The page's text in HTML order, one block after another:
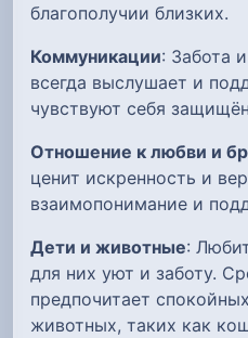
благополучии близких.
Коммуникации: Забота
всегда выслушает и
чувствуют себя
Отношение к любви и
ценит искренность и
взаимопонимание и
Дети и животные:
для них уют и заботу.
предпочитает
животных, таких как